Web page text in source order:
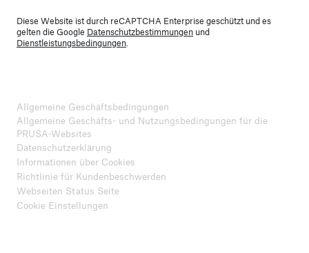
Diese Website ist durch reCAPTCHA Enterprise geschützt und es
gelten die Google Datenschutzbestimmungen und
Dienstleistungsbedingungen.
Allgemeine Geschäftsbedingungen
Allgemeine Geschäfts- und Nutzungsbedingungen für die
PRUSA-Websites
Datenschutzerklärung
Informationen über Cookies
Richtlinie für Kundenbeschwerden
Webseiten Status Seite
Cookie Einstellungen